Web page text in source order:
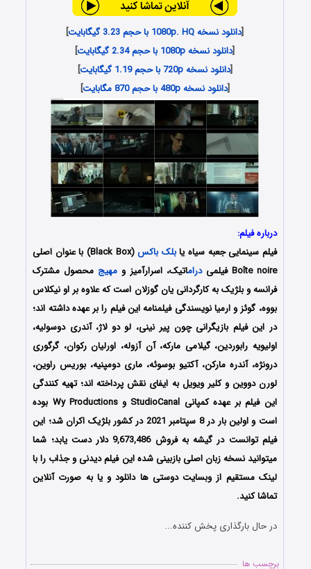
[دانلود نسخه 1080p. HQ با حجم 3.23 گیگابایت
]
[دانلود نسخه 1080p با حجم 2.34 گیگابایت
]
[دانلود نسخه 720p با حجم 1.19 گیگابایت
]
[دانلود نسخه 480p با حجم 870 مگابایت ]
درباره فیلم:
فیلم سینمایی جعبه سیاه یابلک باکس
(Black Box) با عنوان اصلی
Boîte noire فیلمی
دراماتیک، اسرارآمیز و مهیج محصول مشترک
فرانسه و بلژیک به کارگردانی یان گوزلان است که علاوه بر او نیکلاس
بووه، گوئز و ارمیا نویسندگی فیلمنامه این فیلم را بر عهده داشته اند؛
در این فیلم بازیگرانی چون پیر نینی، لو دو لاژ، آندری دوسولیه،
اولیویه رابوردین، گیلامی مارکه، آن آزوله، اورلیان رکوان، گرگوری
درونژه، آندره مارکن، آکتیو بوسوئه، ماری دومپنیه، بوریس راوین،
لورن دووین و کلیر ویویل به ایفای نقش پرداخته اند؛ تهیه کنندگی
این فیلم بر عهده کمپانی StudioCanal و Wy Productions بوده
است و اولین بار در 8 سپتامبر 2021 در کشور بلژیک اکران شد؛ این
فیلم توانست در گیشه به فروش 9,673,486 دلار دست یابد؛ شما
میتوانید نسخه زبان اصلی بازبینی شده این فیلم دیدنی و جذاب را با
لینک مستقیم از وبسایت دوستی ها دانلود و یا به صورت آنلاین
تماشا کنید.
در حال بارگذاری پخش کننده...
برچسب ها